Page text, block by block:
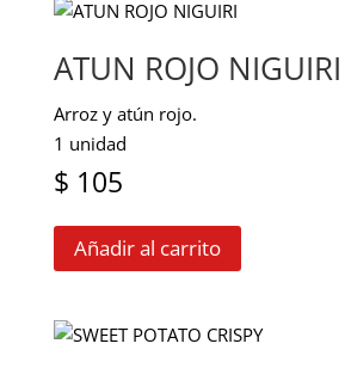
ATUN ROJO NIGUIRI
Arroz y atún rojo.
1 unidad
$ 105
Añadir al carrito